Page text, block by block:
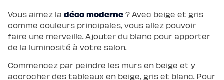
Matelas
Matelas
bébé
(dès
la
naissance)
enfant
&
ado
Vous aimez la déco moderne ? Avec beige et gris
comme couleurs principales, vous allez pouvoir
faire une merveille. Ajouter du blanc pour apporter
de la luminosité à votre salon.
Commencez par peindre les murs en beige et y
accrocher des tableaux en beige, gris et blanc. Pour